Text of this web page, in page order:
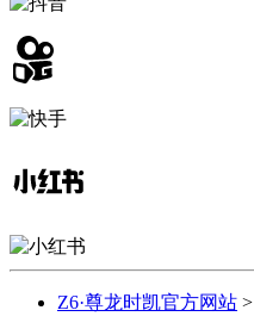
Z6·尊龙时凯官方网站 >